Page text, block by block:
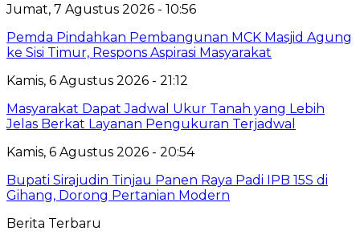
Jumat, 7 Agustus 2026 - 10:56
Pemda Pindahkan Pembangunan MCK Masjid Agung
ke Sisi Timur, Respons Aspirasi Masyarakat
Kamis, 6 Agustus 2026 - 21:12
Masyarakat Dapat Jadwal Ukur Tanah yang Lebih
Jelas Berkat Layanan Pengukuran Terjadwal
Kamis, 6 Agustus 2026 - 20:54
Bupati Sirajudin Tinjau Panen Raya Padi IPB 15S di
Gihang, Dorong Pertanian Modern
Berita Terbaru